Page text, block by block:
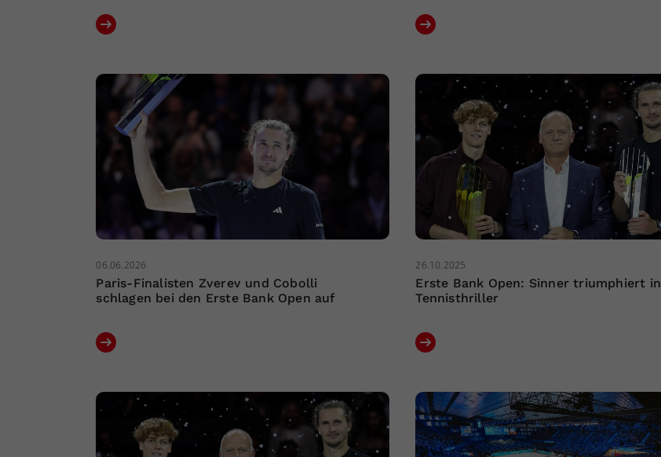
06.06.2026
Paris-Finalisten Zverev und Cobolli
schlagen bei den Erste Bank Open auf
26.10.2025
Erste Bank Open: Sinner triumphiert in
Tennisthriller